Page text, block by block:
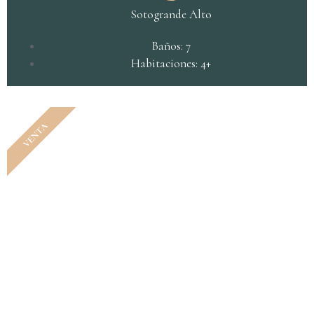
Sotogrande Alto
Baños: 7
Habitaciones: 4+
VENTA